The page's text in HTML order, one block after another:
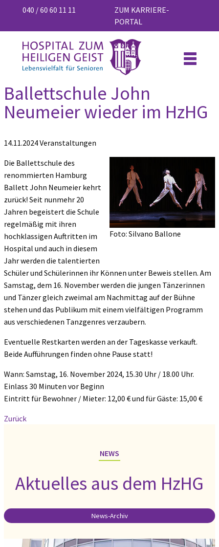
040 / 60 60 11 11
ZUM KARRIERE-
PORTAL
Ballettschule John
Neumeier wieder im HzHG
14.11.2024Veranstaltungen
Foto: Silvano Ballone
Die Ballettschule des
renommierten Hamburg
Ballett John Neumeier kehrt
zurück! Seit nunmehr 20
Jahren begeistert die Schule
regelmäßig mit ihren
hochklassigen Auftritten im
Hospital und auch in diesem
Jahr werden die talentierten
Schüler und Schülerinnen ihr Können unter Beweis stellen. Am
Samstag, dem 16. November werden die jungen Tänzerinnen
und Tänzer gleich zweimal am Nachmittag auf der Bühne
stehen und das Publikum mit einem vielfältigen Programm
aus verschiedenen Tanzgenres verzaubern.
Eventuelle Restkarten werden an der Tageskasse verkauft.
Beide Aufführungen finden ohne Pause statt!
Wann: Samstag, 16. November 2024, 15.30 Uhr / 18.00 Uhr.
Einlass 30 Minuten vor Beginn
Eintritt für Bewohner / Mieter: 12,00 € und für Gäste: 15,00 €
Zurück
NEWS
Aktuelles aus dem HzHG
News-Archiv